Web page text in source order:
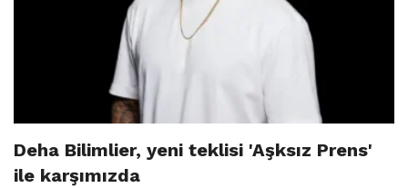
Deha Bilimlier, yeni teklisi 'Aşksız Prens'
ile karşımızda